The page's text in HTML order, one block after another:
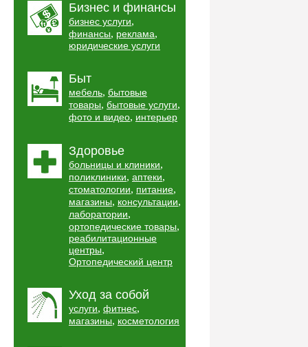
Бизнес и финансы
бизнес услуги,
финансы, реклама,
юридические услуги
Быт
мебель, бытовые
товары, бытовые услуги,
фото и видео, интерьер
Здоровье
больницы и клиники,
поликлиники, аптеки,
стоматологии, питание,
магазины, консультации,
лаборатории,
ортопедические товары,
реабилитационные
центры,
Ортопедический центр
Уход за собой
услуги, фитнес,
магазины, косметология